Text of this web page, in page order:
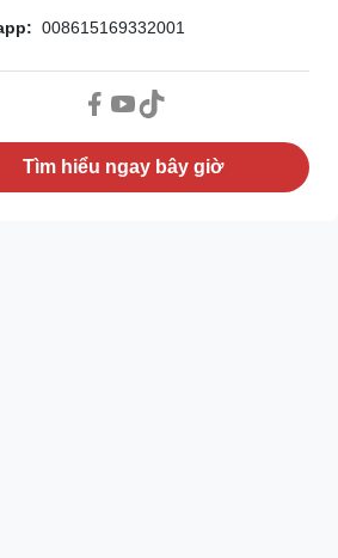
008615169332001
Tìm hiểu ngay bây giờ